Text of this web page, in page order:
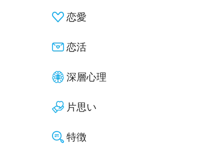
恋愛
恋活
深層心理
片思い
特徴